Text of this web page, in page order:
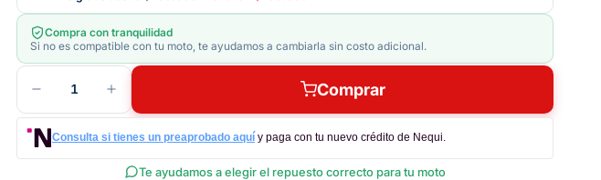
Compra con tranquilidad
Si no es compatible con tu moto, te ayudamos a cambiarla sin costo adicional.
1 Comprar
Consulta si tienes un preaprobado aquí y paga con tu nuevo crédito de Nequi.
Te ayudamos a elegir el repuesto correcto para tu moto